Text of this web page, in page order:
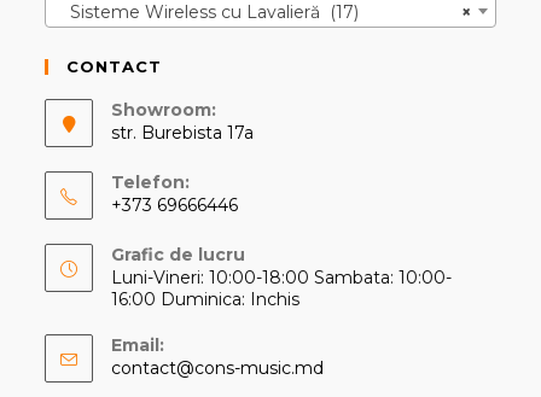
×
Sisteme Wireless cu Lavalieră (17)
CONTACT
Showroom:
str. Burebista 17a
Telefon:
+373 69666446
in
your
Grafic de lucru
Luni-Vineri: 10:00-18:00 Sambata: 10:00-
16:00 Duminica: Inchis
Email:
contact@cons-music.md